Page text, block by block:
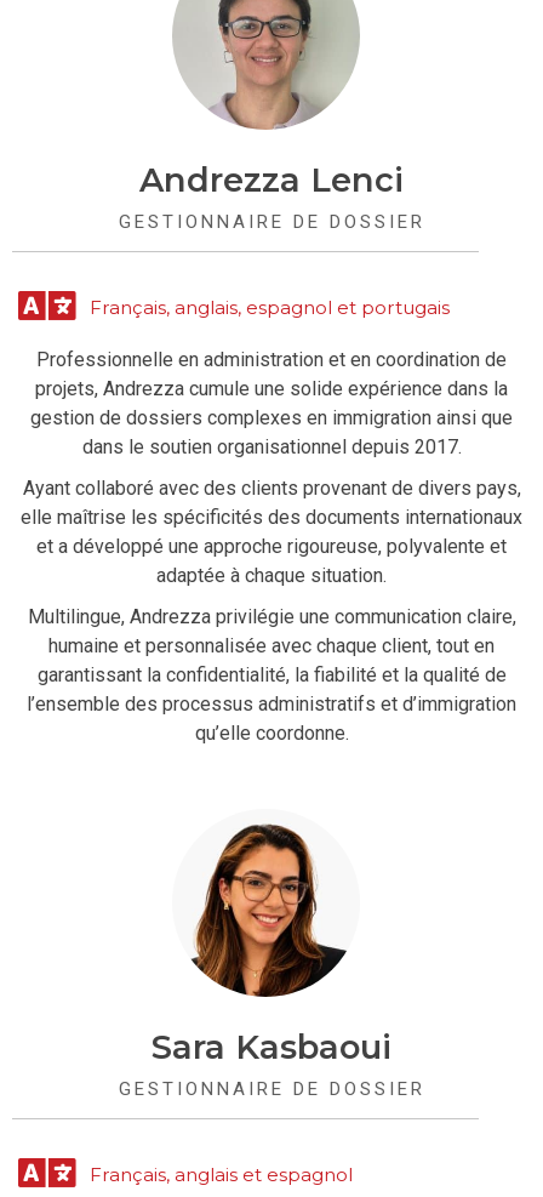
Andrezza Lenci
GESTIONNAIRE DE DOSSIER
Français, anglais, espagnol et portugais
Professionnelle en administration et en coordination de
projets, Andrezza cumule une solide expérience dans la
gestion de dossiers complexes en immigration ainsi que
dans le soutien organisationnel depuis 2017.
Ayant collaboré avec des clients provenant de divers pays,
elle maîtrise les spécificités des documents internationaux
et a développé une approche rigoureuse, polyvalente et
adaptée à chaque situation.
Multilingue, Andrezza privilégie une communication claire,
humaine et personnalisée avec chaque client, tout en
garantissant la confidentialité, la fiabilité et la qualité de
l’ensemble des processus administratifs et d’immigration
qu’elle coordonne.
Sara Kasbaoui
GESTIONNAIRE DE DOSSIER
Français, anglais et espagnol